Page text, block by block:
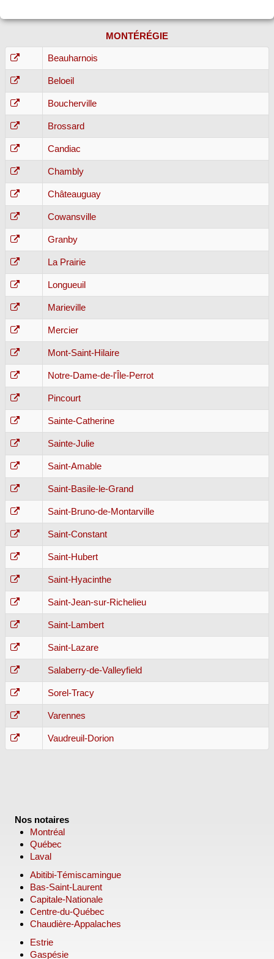
MONTÉRÉGIE
Beauharnois
Beloeil
Boucherville
Brossard
Candiac
Chambly
Châteauguay
Cowansville
Granby
La Prairie
Longueuil
Marieville
Mercier
Mont-Saint-Hilaire
Notre-Dame-de-l'Île-Perrot
Pincourt
Sainte-Catherine
Sainte-Julie
Saint-Amable
Saint-Basile-le-Grand
Saint-Bruno-de-Montarville
Saint-Constant
Saint-Hubert
Saint-Hyacinthe
Saint-Jean-sur-Richelieu
Saint-Lambert
Saint-Lazare
Salaberry-de-Valleyfield
Sorel-Tracy
Varennes
Vaudreuil-Dorion
Nos notaires
Montréal
Québec
Laval
Abitibi-Témiscamingue
Bas-Saint-Laurent
Capitale-Nationale
Centre-du-Québec
Chaudière-Appalaches
Estrie
Gaspésie